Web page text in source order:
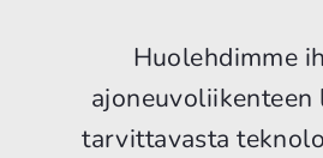
Huolehdimme
ajoneuvoliikenteen
tarvittavasta